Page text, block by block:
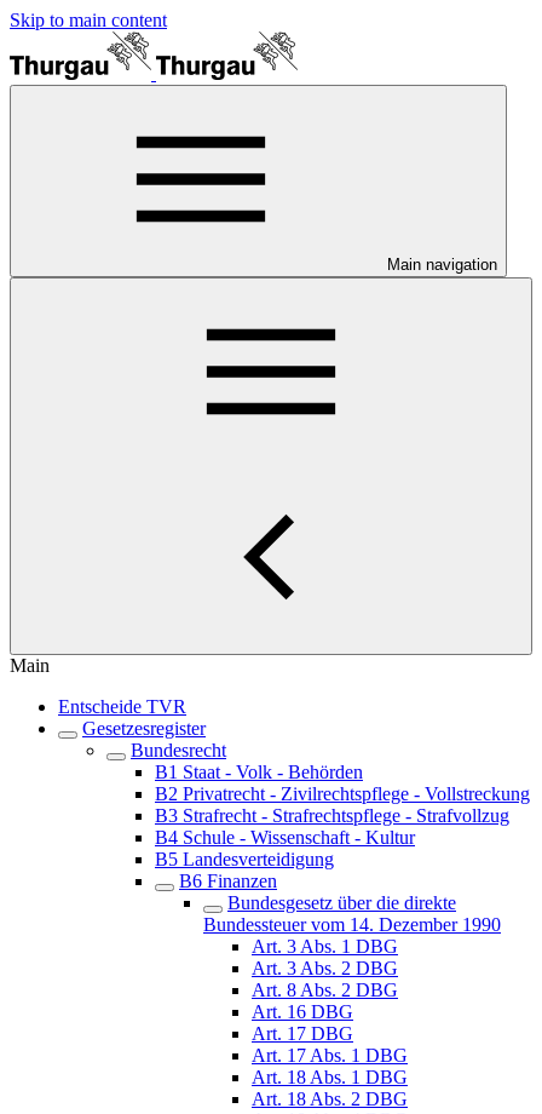
Skip to main content
Main navigation
Main
Entscheide TVR
Gesetzesregister
Bundesrecht
B1 Staat - Volk - Behörden
B2 Privatrecht - Zivilrechtspflege - Vollstreckung
B3 Strafrecht - Strafrechtspflege - Strafvollzug
B4 Schule - Wissenschaft - Kultur
B5 Landesverteidigung
B6 Finanzen
Bundesgesetz über die direkte
Bundessteuer vom 14. Dezember 1990
Art. 3 Abs. 1 DBG
Art. 3 Abs. 2 DBG
Art. 8 Abs. 2 DBG
Art. 16 DBG
Art. 17 DBG
Art. 17 Abs. 1 DBG
Art. 18 Abs. 1 DBG
Art. 18 Abs. 2 DBG